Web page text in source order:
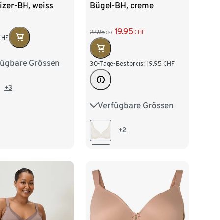
BH, weiss
Grössen
85E 85F
90E
+3
Bügel-BH, creme
22.95 CHF 19.95CHF
30-Tage-Bestpreis: 19.95 CHF
Verfügbare Grössen
75B 80B 80C
80D 85B
+2